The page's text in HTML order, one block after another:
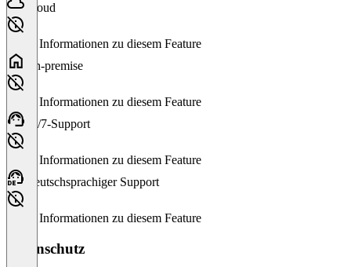
Cloud
Keine Informationen zu diesem Feature
On-premise
Keine Informationen zu diesem Feature
24/7-Support
Keine Informationen zu diesem Feature
Deutschsprachiger Support
Keine Informationen zu diesem Feature
Datenschutz